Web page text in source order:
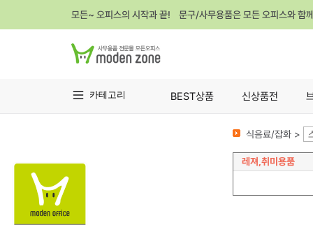
모든~ 오피스의 시작과 끝! 문구/사무용품은 모든 오피스와 함
카테고리 BEST상품 신상품전
식음료/잡화 >
레져,취미용품